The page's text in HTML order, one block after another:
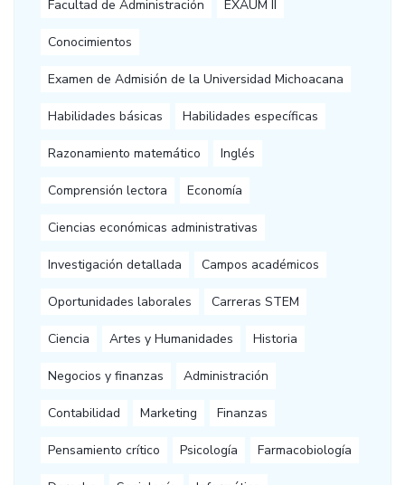
Facultad de Administración EXAUM II
Conocimientos
Examen de Admisión de la Universidad Michoacana
Habilidades básicas Habilidades específicas
Razonamiento matemático Inglés
Comprensión lectora Economía
Ciencias económicas administrativas
Investigación detallada Campos académicos
Oportunidades laborales Carreras STEM
Ciencia Artes y Humanidades Historia
Negocios y finanzas Administración
Contabilidad Marketing Finanzas
Pensamiento crítico Psicología Farmacobiología